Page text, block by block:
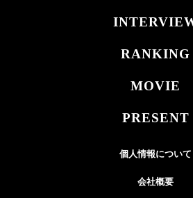
RANKING
MOVIE
PRESENT
個人情報について
会社概要